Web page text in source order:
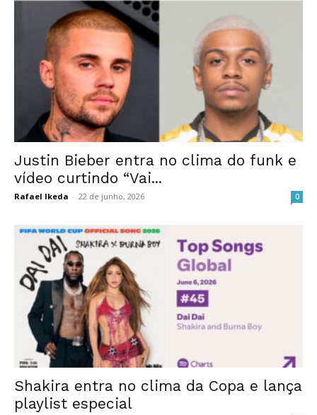
Justin Bieber entra no clima do funk e
vídeo curtindo “Vai...
Rafael Ikeda - 22 de junho, 2026 0
Shakira entra no clima da Copa e lança
playlist especial